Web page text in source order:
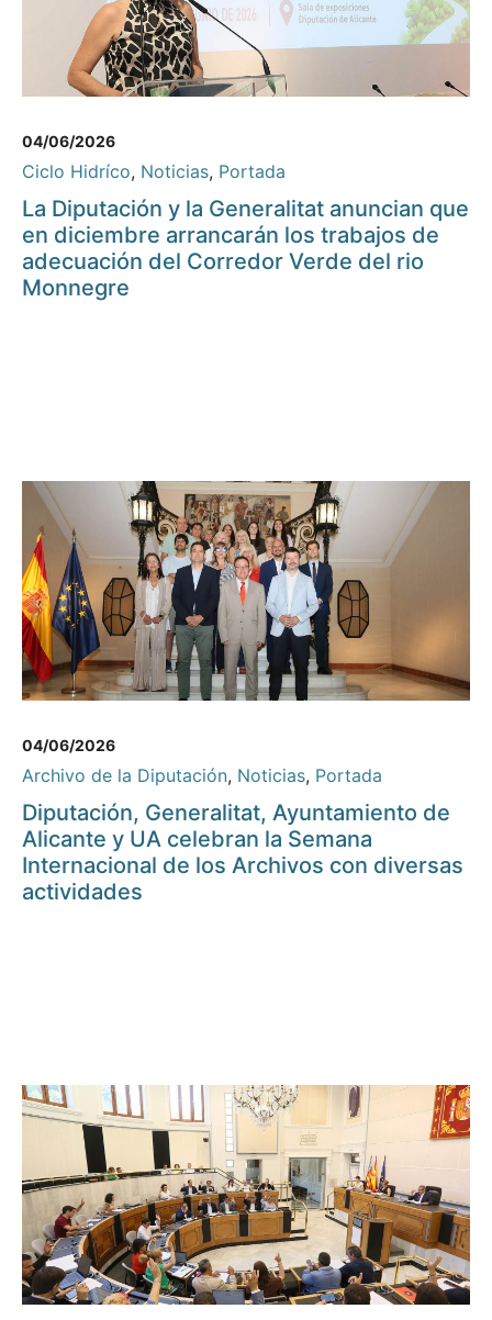
04/06/2026
Ciclo Hidríco, Noticias, Portada
La Diputación y la Generalitat anuncian que
en diciembre arrancarán los trabajos de
adecuación del Corredor Verde del rio
Monnegre
04/06/2026
Archivo de la Diputación, Noticias, Portada
Diputación, Generalitat, Ayuntamiento de
Alicante y UA celebran la Semana
Internacional de los Archivos con diversas
actividades